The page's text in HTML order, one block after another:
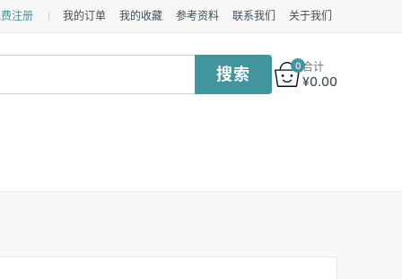
注册 我的订单 我的收藏 参考资料 联系我们 关于我们
0合计
¥0.00